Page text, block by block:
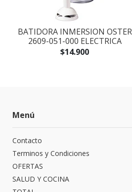
BATIDORA INMERSION OSTER
2609-051-000 ELECTRICA
$14.900
Menú
Contacto
Terminos y Condiciones
OFERTAS
SALUD Y COCINA